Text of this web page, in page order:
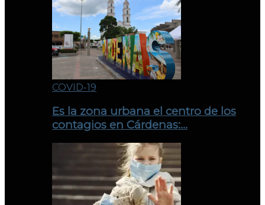
COVID-19
Es la zona urbana el centro de los
contagios en Cárdenas:…